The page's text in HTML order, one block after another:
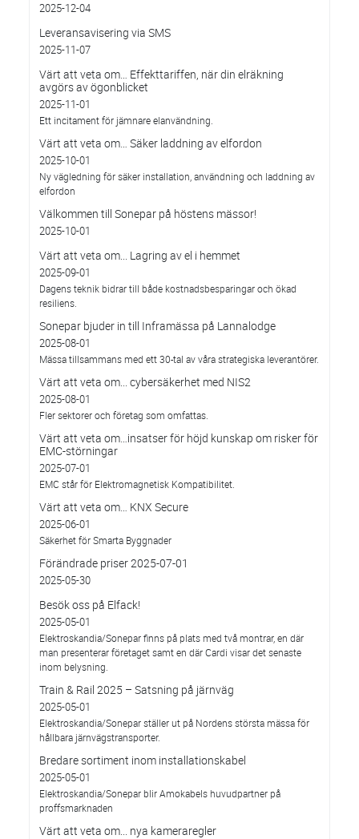
2025-12-04
Leveransavisering via SMS
2025-11-07
Värt att veta om… Effekttariffen, när din elräkning
avgörs av ögonblicket
2025-11-01
Ett incitament för jämnare elanvändning.
Värt att veta om… Säker laddning av elfordon
2025-10-01
Ny vägledning för säker installation, användning och laddning av
elfordon
Välkommen till Sonepar på höstens mässor!
2025-10-01
Värt att veta om... Lagring av el i hemmet
2025-09-01
Dagens teknik bidrar till både kostnadsbesparingar och ökad
resiliens.
Sonepar bjuder in till Inframässa på Lannalodge
2025-08-01
Mässa tillsammans med ett 30-tal av våra strategiska leverantörer.
Värt att veta om... cybersäkerhet med NIS2
2025-08-01
Fler sektorer och företag som omfattas.
Värt att veta om…insatser för höjd kunskap om risker för
EMC-störningar
2025-07-01
EMC står för Elektromagnetisk Kompatibilitet.
Värt att veta om… KNX Secure
2025-06-01
Säkerhet för Smarta Byggnader
Förändrade priser 2025-07-01
2025-05-30
Besök oss på Elfack!
2025-05-01
Elektroskandia/Sonepar finns på plats med två montrar, en där
man presenterar företaget samt en där Cardi visar det senaste
inom belysning.
Train & Rail 2025 – Satsning på järnväg
2025-05-01
Elektroskandia/Sonepar ställer ut på Nordens största mässa för
hållbara järnvägstransporter.
Bredare sortiment inom installationskabel
2025-05-01
Elektroskandia/Sonepar blir Amokabels huvudpartner på
proffsmarknaden
Värt att veta om... nya kameraregler